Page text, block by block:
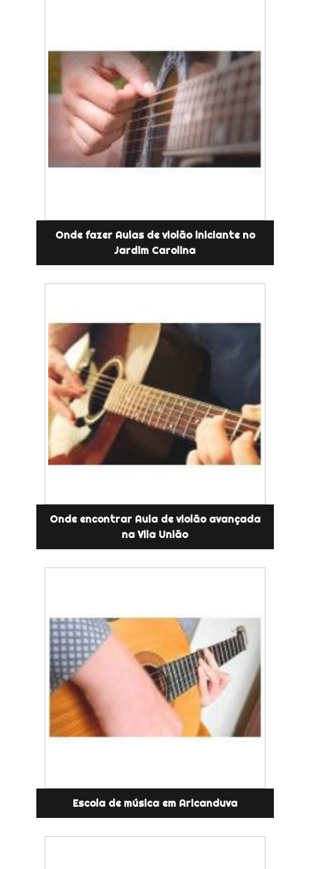
Onde fazer Aulas de violão iniciante no
Jardim Carolina
Onde encontrar Aula de violão avançada
na Vila União
Escola de música em Aricanduva